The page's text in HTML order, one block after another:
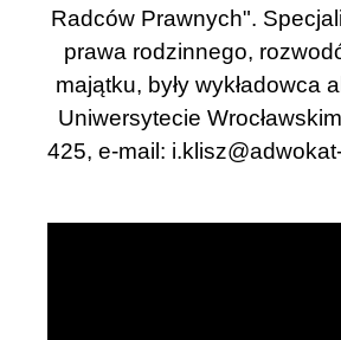
Radców Prawnych".
prawa rodzinnego,
majątku, były wykładowca
Uniwersytecie
425, e-mail: